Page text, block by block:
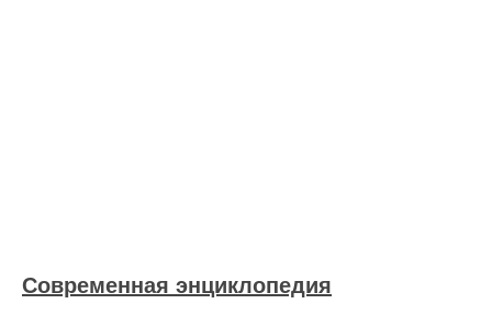
Современная энциклопедия